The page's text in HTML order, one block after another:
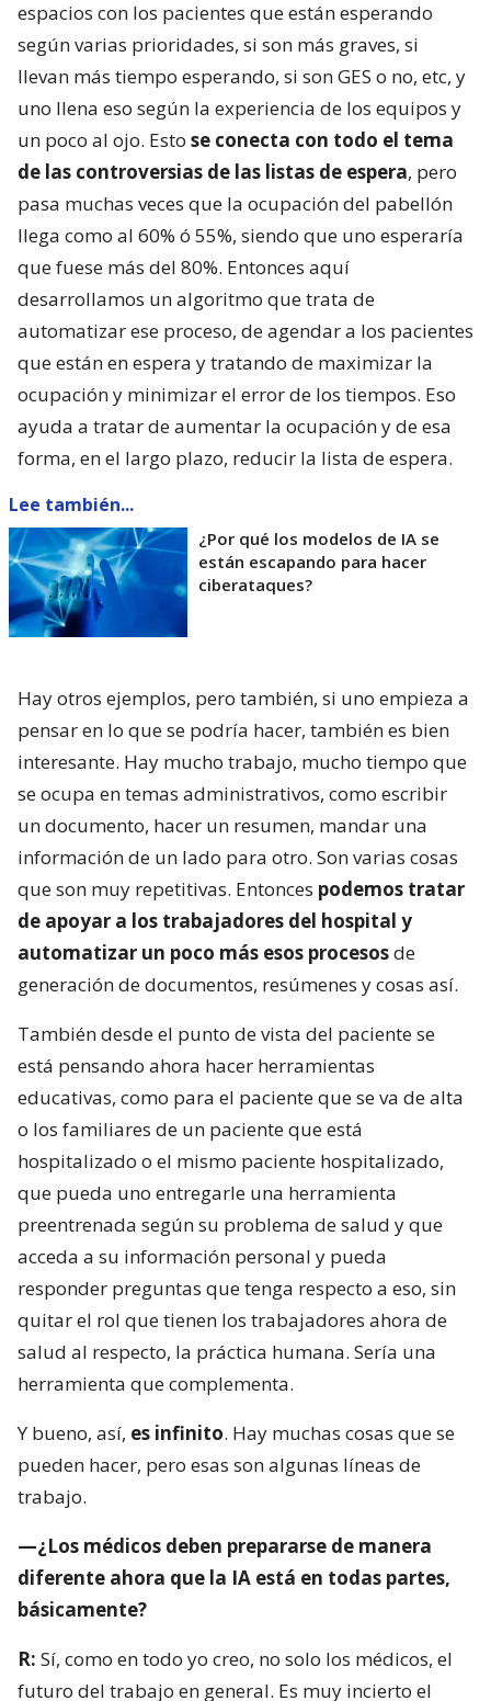
espacios con los pacientes que están esperando
según varias prioridades, si son más graves, si
llevan más tiempo esperando, si son GES o no, etc, y
uno llena eso según la experiencia de los equipos y
un poco al ojo. Esto se conecta con todo el tema
de las controversias de las listas de espera, pero
pasa muchas veces que la ocupación del pabellón
llega como al 60% ó 55%, siendo que uno esperaría
que fuese más del 80%. Entonces aquí
desarrollamos un algoritmo que trata de
automatizar ese proceso, de agendar a los pacientes
que están en espera y tratando de maximizar la
ocupación y minimizar el error de los tiempos. Eso
ayuda a tratar de aumentar la ocupación y de esa
forma, en el largo plazo, reducir la lista de espera.
Lee también...
¿Por qué los modelos de IA se
están escapando para hacer
ciberataques?
Hay otros ejemplos, pero también, si uno empieza a
pensar en lo que se podría hacer, también es bien
interesante. Hay mucho trabajo, mucho tiempo que
se ocupa en temas administrativos, como escribir
un documento, hacer un resumen, mandar una
información de un lado para otro. Son varias cosas
que son muy repetitivas. Entonces podemos tratar
de apoyar a los trabajadores del hospital y
automatizar un poco más esos procesosde
generación de documentos, resúmenes y cosas así.
También desde el punto de vista del paciente se
está pensando ahora hacer herramientas
educativas, como para el paciente que se va de alta
o los familiares de un paciente que está
hospitalizado o el mismo paciente hospitalizado,
que pueda uno entregarle una herramienta
preentrenada según su problema de salud y que
acceda a su información personal y pueda
responder preguntas que tenga respecto a eso, sin
quitar el rol que tienen los trabajadores ahora de
salud al respecto, la práctica humana. Sería una
herramienta que complementa.
Y bueno, así, es infinito. Hay muchas cosas que se
pueden hacer, pero esas son algunas líneas de
trabajo.
—¿Los médicos deben prepararse de manera
diferente ahora que la IA está en todas partes,
básicamente?
R: Sí, como en todo yo creo, no solo los médicos, el
futuro del trabajo en general. Es muy incierto el